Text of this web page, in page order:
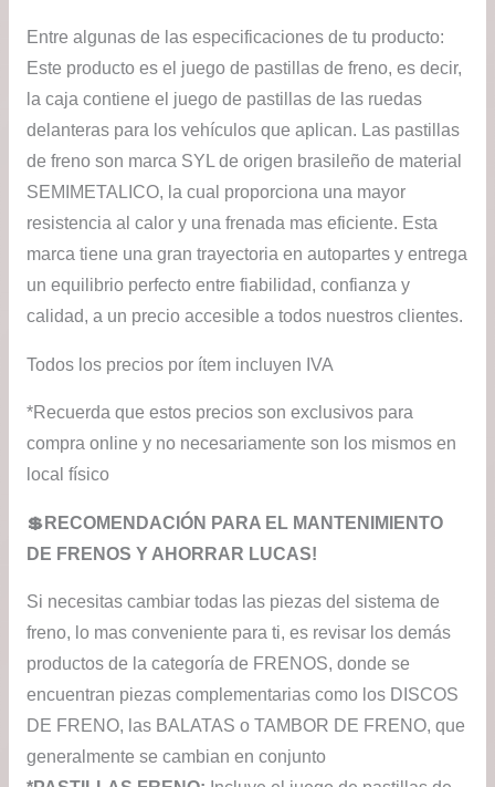
Entre algunas de las especificaciones de tu producto:
Este producto es el juego de pastillas de freno, es decir,
la caja contiene el juego de pastillas de las ruedas
delanteras para los vehículos que aplican. Las pastillas
de freno son marca SYL de origen brasileño de material
SEMIMETALICO, la cual proporciona una mayor
resistencia al calor y una frenada mas eficiente. Esta
marca tiene una gran trayectoria en autopartes y entrega
un equilibrio perfecto entre fiabilidad, confianza y
calidad, a un precio accesible a todos nuestros clientes.
Todos los precios por ítem incluyen IVA
*Recuerda que estos precios son exclusivos para
compra online y no necesariamente son los mismos en
local físico
💲RECOMENDACIÓN PARA EL MANTENIMIENTO
DE FRENOS Y AHORRAR LUCAS!
Si necesitas cambiar todas las piezas del sistema de
freno, lo mas conveniente para ti, es revisar los demás
productos de la categoría de FRENOS, donde se
encuentran piezas complementarias como los DISCOS
DE FRENO, las BALATAS o TAMBOR DE FRENO, que
generalmente se cambian en conjunto